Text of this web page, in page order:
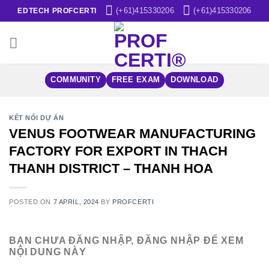
Skip
to
content
EDTECH PROFCERTI (+61)415330206 (+61)415330206
COMMUNITY FREE EXAM DOWNLOAD
KẾT NỐI DỰ ÁN
VENUS FOOTWEAR MANUFACTURING
FACTORY FOR EXPORT IN THACH
THANH DISTRICT – THANH HOA
POSTED ON 7 APRIL, 2024 BY PROFCERTI
BẠN CHƯA ĐĂNG NHẬP, ĐĂNG NHẬP ĐỂ XEM
NỘI DUNG NÀY